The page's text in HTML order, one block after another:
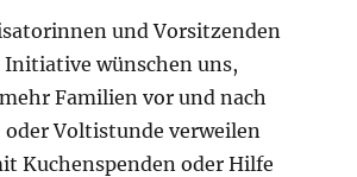
und Vorsitzenden
Initiative wünschen uns,
Familien vor und nach
Voltistunde verweilen
Kuchenspenden oder Hilfe